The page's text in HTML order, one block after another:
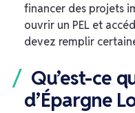
financer des projets
ouvrir un PEL et
devez remplir
Qu’est-ce
d’Épargne